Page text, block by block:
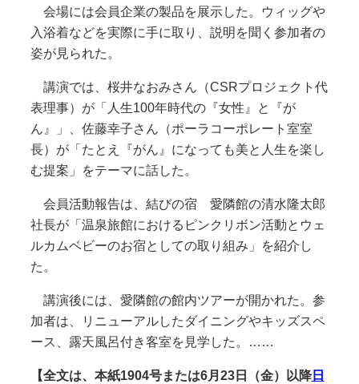
会場には会員企業の製品を展示した。ウィッグや
入浴着などを実際に手に取り、説明を聞く参加者の
姿が見られた。
講演では、桜井なおみさん（CSRプロジェクト代
表理事）が「人生100年時代の『女性』と『が
ん』」、佐藤幸子さん（ポーラコーポレート室室
長）が「たとえ『がん』になっても美と人生を楽し
む提案」をテーマに話した。
会員活動報告は、結びの宿 愛隣館の清水隆太郎
社長が「温泉旅館におけるピンクリボン活動とウェ
ルカムベビーのお宿としての取り組み」を紹介し
た。
講演後には、愛隣館の館内ツアーが開かれた。参
加者は、リニューアルしたダイニングやキッズスペ
ース、露天風呂付き客室を見学した。……
【全文は、本紙1904号または6月23日（金）以降日